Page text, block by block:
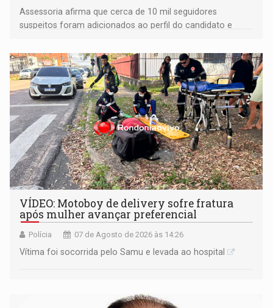
Assessoria afirma que cerca de 10 mil seguidores
suspeitos foram adicionados ao perfil do candidato e
remover as contas
VÍDEO: Motoboy de delivery sofre fratura
após mulher avançar preferencial
Polícia 07 de Agosto de 2026 às 14:26
Vítima foi socorrida pelo Samu e levada ao hospital